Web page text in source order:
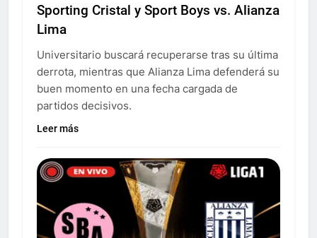
Sporting Cristal y Sport Boys vs. Alianza
Lima
Universitario buscará recuperarse tras su última
derrota, mientras que Alianza Lima defenderá su
buen momento en una fecha cargada de
partidos decisivos.
Leer más